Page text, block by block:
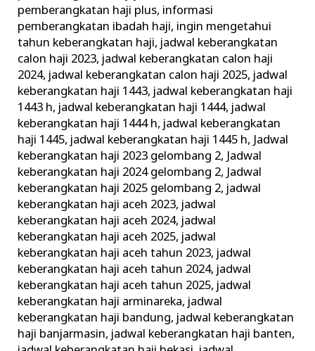
pemberangkatan haji plus, informasi
pemberangkatan ibadah haji, ingin mengetahui
tahun keberangkatan haji, jadwal keberangkatan
calon haji 2023, jadwal keberangkatan calon haji
2024, jadwal keberangkatan calon haji 2025, jadwal
keberangkatan haji 1443, jadwal keberangkatan haji
1443 h, jadwal keberangkatan haji 1444, jadwal
keberangkatan haji 1444 h, jadwal keberangkatan
haji 1445, jadwal keberangkatan haji 1445 h, Jadwal
keberangkatan haji 2023 gelombang 2, Jadwal
keberangkatan haji 2024 gelombang 2, Jadwal
keberangkatan haji 2025 gelombang 2, jadwal
keberangkatan haji aceh 2023, jadwal
keberangkatan haji aceh 2024, jadwal
keberangkatan haji aceh 2025, jadwal
keberangkatan haji aceh tahun 2023, jadwal
keberangkatan haji aceh tahun 2024, jadwal
keberangkatan haji aceh tahun 2025, jadwal
keberangkatan haji arminareka, jadwal
keberangkatan haji bandung, jadwal keberangkatan
haji banjarmasin, jadwal keberangkatan haji banten,